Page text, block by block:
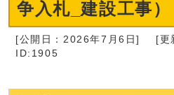
争入札_建設工事）
[公開日：2026年7月6日]
[更
ID:1905